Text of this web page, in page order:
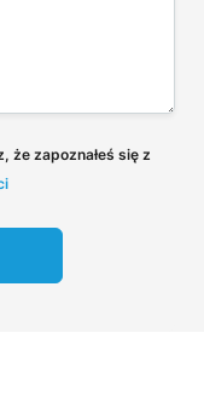
że zapoznałeś się z